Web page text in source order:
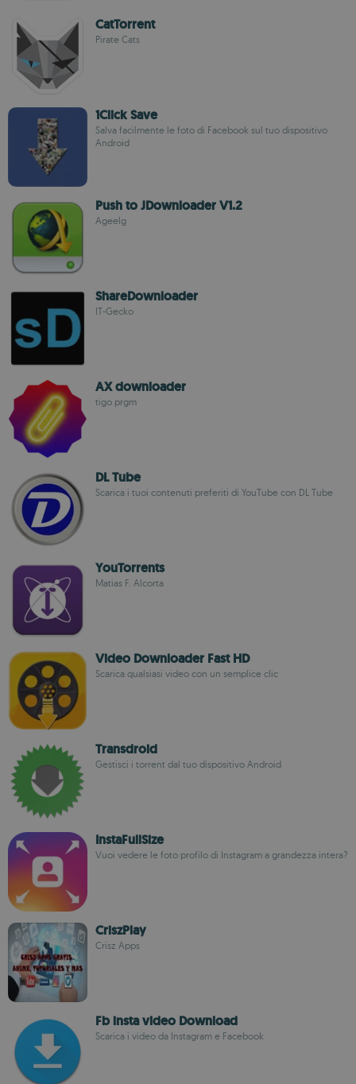
CatTorrent
Pirate Cats
1Click Save
Salva facilmente le foto di Facebook sul tuo dispositivo
Android
Push to JDownloader V1.2
Ageelg
ShareDownloader
IT-Gecko
AX downloader
tigo prgm
DL Tube
Scarica i tuoi contenuti preferiti di YouTube con DL Tube
YouTorrents
Matias F. Alcorta
Video Downloader Fast HD
Scarica qualsiasi video con un semplice clic
Transdroid
Gestisci i torrent dal tuo dispositivo Android
InstaFullSize
Vuoi vedere le foto profilo di Instagram a grandezza intera?
CriszPlay
Crisz Apps
Fb insta video Download
Scarica i video da Instagram e Facebook